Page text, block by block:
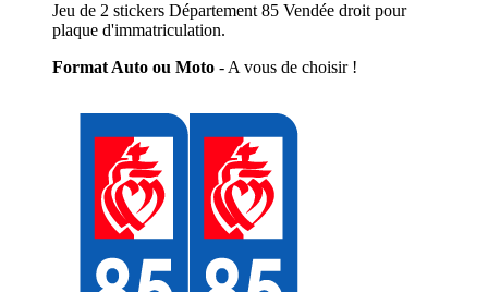
Jeu de 2 stickers Département 85 Vendée droit pour
plaque d'immatriculation.
Format Auto ou Moto - A vous de choisir !